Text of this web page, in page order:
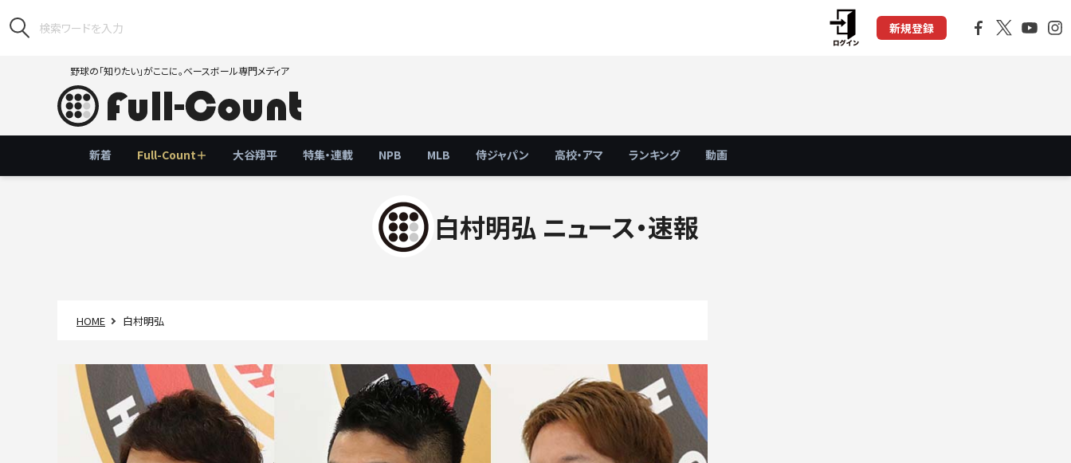
新規登録
野球の「知りたい」がここに。ベースボール専門メディア
新着 Full-Count＋ 大谷翔平 特集・連載 NPB MLB 侍ジャパン 高校・アマ ランキング 動画
白村明弘 ニュース・速報
HOME 白村明弘